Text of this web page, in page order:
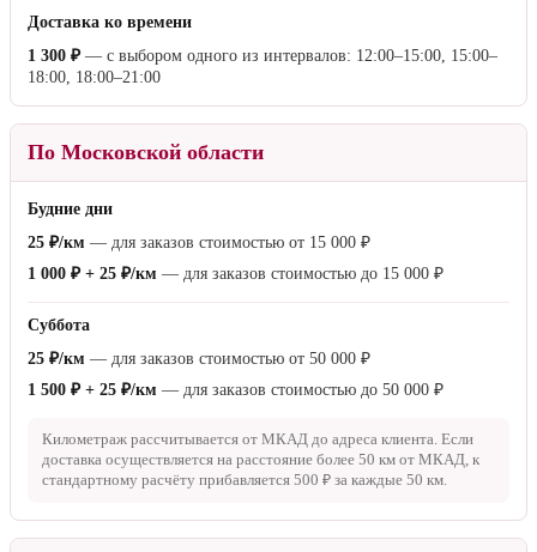
Доставка ко времени
1 300 ₽— с выбором одного из интервалов: 12:00–15:00, 15:00–
18:00, 18:00–21:00
По Московской области
Будние дни
25 ₽/км — для заказов стоимостью от 15 000 ₽
1 000 ₽ + 25 ₽/км — для заказов стоимостью до 15 000 ₽
Суббота
25 ₽/км — для заказов стоимостью от 50 000 ₽
1 500 ₽ + 25 ₽/км — для заказов стоимостью до 50 000 ₽
Километраж рассчитывается от МКАД до адреса клиента. Если
доставка осуществляется на расстояние более 50 км от МКАД, к
стандартному расчёту прибавляется 500 ₽ за каждые 50 км